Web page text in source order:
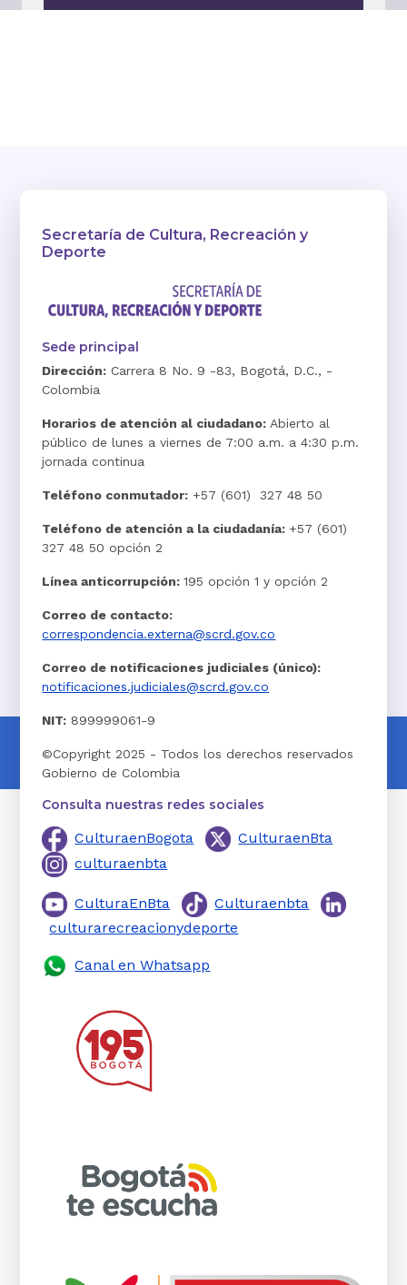
Secretaría de Cultura, Recreación y
Deporte
Sede principal
Dirección: Carrera 8 No. 9 -83, Bogotá, D.C., -
Colombia
Horarios de atención al ciudadano: Abierto al
público de lunes a viernes de 7:00 a.m. a 4:30 p.m.
jornada continua
Teléfono conmutador: +57 (601) 327 48 50
Teléfono de atención a la ciudadanía: +57 (601)
327 48 50 opción 2
Línea anticorrupción:195 opción 1 y opción 2
Correo de contacto:
correspondencia.externa@scrd.gov.co
Correo de notificaciones judiciales (único):
notificaciones.judiciales@scrd.gov.co
NIT: 899999061-9
©Copyright 2025 - Todos los derechos reservados
Gobierno de Colombia
Consulta nuestras redes sociales
CulturaenBogota
CulturaenBta
culturaenbta
CulturaEnBta
Culturaenbta
culturarecreacionydeporte
Canal en Whatsapp